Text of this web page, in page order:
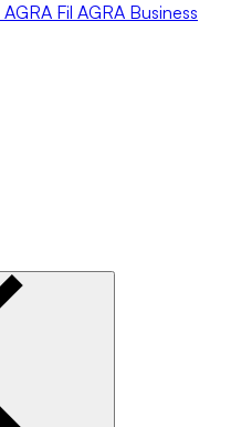
AGRA Fil AGRA Business